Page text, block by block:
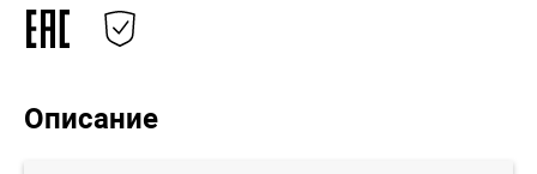
Описание